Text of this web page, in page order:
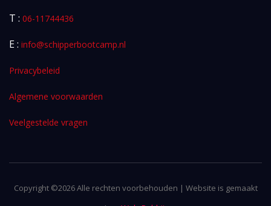
T : 06-11744436
E : info@schipperbootcamp.nl
Privacybeleid
Algemene voorwaarden
Veelgestelde vragen
Copyright ©2026 Alle rechten voorbehouden | Website is gemaakt